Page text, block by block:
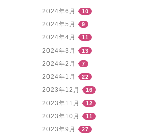
2024年6月 10
2024年5月 9
2024年4月 11
2024年3月 13
2024年2月 7
2024年1月 22
2023年12月 16
2023年11月 12
2023年10月 11
2023年9月 27